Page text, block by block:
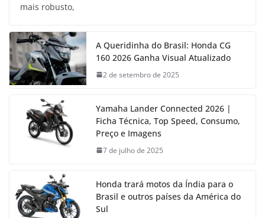
mais robusto,
A Queridinha do Brasil: Honda CG
160 2026 Ganha Visual Atualizado
2 de setembro de 2025
Yamaha Lander Connected 2026 |
Ficha Técnica, Top Speed, Consumo,
Preço e Imagens
7 de julho de 2025
Honda trará motos da Índia para o
Brasil e outros países da América do
Sul